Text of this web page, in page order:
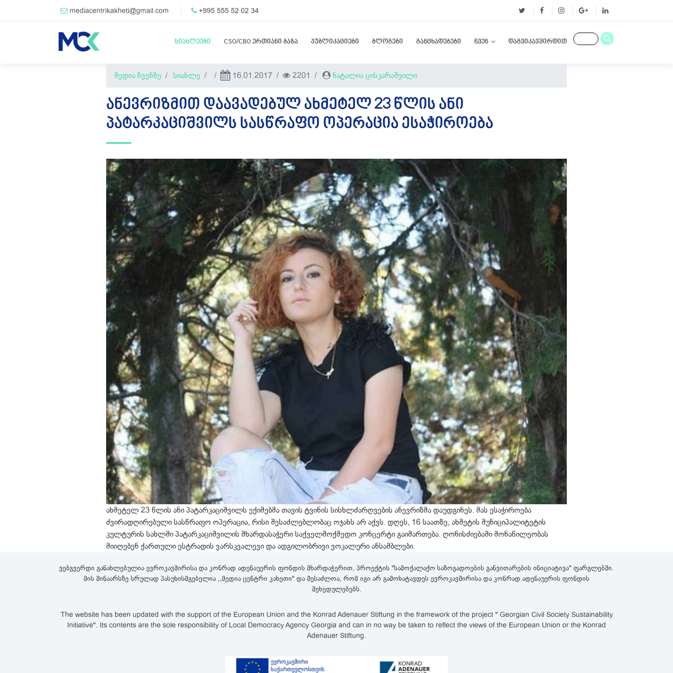
mediacentrikakheti@gmail.com +995 555 52 02 34
სიახლეები CSO/CBO ერთიანი ბაზა პუბლიკაციები ბლოგები განცხადებები ჩვენ დაგვიკავშირდით
მედია ჩვენზე სიახლე 16.01.2017 2201 ნატალია ცისკარაშვილი
ᲐᲜᲔᲕᲠᲘᲖᲛᲘᲗ ᲓᲐᲐᲕᲐᲓᲔᲑᲣᲚ ᲐᲮᲛᲔᲢᲔᲚ 23 ᲬᲚᲘᲡ ᲐᲜᲘ
ᲞᲐᲢᲐᲠᲙᲐᲪᲘᲨᲕᲘᲚᲡ ᲡᲐᲡᲬᲠᲐᲤᲝ ᲝᲞᲔᲠᲐᲪᲘᲐ ᲔᲡᲐᲭᲘᲠᲝᲔᲑᲐ
ახმეტელ 23 წლის ანი პატარკაციშვილს ექიმებმა თავის ტვინის სისხლძარღვების ანევრიზმა დაუდგინეს. მას ესაჭიროება
ძვირადღირებული სასწრაფო ოპერაცია, რისი შესაძლებლობაც ოჯახს არ აქვს. დღეს, 16 საათზე, ახმეტის მუნიციპალიტეტის
კულტურის სახლში პატარკაციშვილის მხარდასაჭერი საქველმოქმედო კონცერტი გაიმართება. ღონისძიებაში მონაწილეობას
მიიღებენ ქართული ესტრადის ვარსკვალევი და ადგილობრივი ვოკალური ანსამბლები.
ვებგვერდი განახლებულია ევროკავშირისა და კონრად ადენაუერის ფონდის მხარდაჭერით, პროექტის "სამოქალაქო საზოგადოების განვითარების ინიციატივა" ფარგლებში.
მის შინაარსზე სრულად პასუხისმგებელია ,,მედია ცენტრი კახეთი" და შესაძლოა, რომ იგი არ გამოხატავდეს ევროკავშირისა და კონრად ადენაუერის ფონდის
შეხედულებებს.
The website has been updated with the support of the European Union and the Konrad Adenauer Stiftung in the framework of the project " Georgian Civil Society Sustainability
Initiative". Its contents are the sole responsibility of Local Democracy Agency Georgia and can in no way be taken to reflect the views of the European Union or the Konrad
Adenauer Stiftung.